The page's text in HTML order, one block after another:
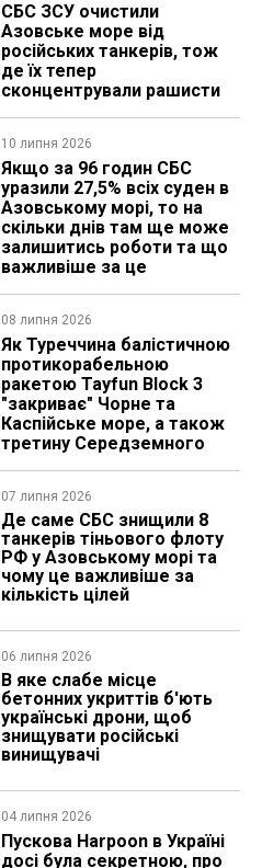
СБС ЗСУ очистили
Азовське море від
російських танкерів, тож
де їх тепер
сконцентрували рашисти
10 липня 2026
Якщо за 96 годин СБС
уразили 27,5% всіх суден в
Азовському морі, то на
скільки днів там ще може
залишитись роботи та що
важливіше за це
08 липня 2026
Як Туреччина балістичною
протикорабельною
ракетою Tayfun Block 3
"закриває" Чорне та
Каспійське море, а також
третину Середземного
07 липня 2026
Де саме СБС знищили 8
танкерів тіньового флоту
РФ у Азовському морі та
чому це важливіше за
кількість цілей
06 липня 2026
В яке слабе місце
бетонних укриттів б'ють
українські дрони, щоб
знищувати російські
винищувачі
04 липня 2026
Пускова Harpoon в Україні
досі була секретною, про